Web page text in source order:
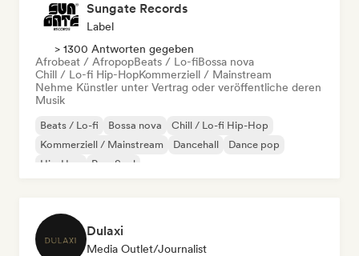
Sungate Records
Label
> 1300 Antworten gegeben
Afrobeat / AfropopBeats / Lo-fiBossa nova
Chill / Lo-fi Hip-HopKommerziell / Mainstream
Nehme Künstler unter Vertrag oder veröffentliche deren
Musik
Beats / Lo-fi Bossa nova
Chill / Lo-fi Hip-Hop
Kommerziell / Mainstream
Dancehall
Dance pop
Hip-Hop
Pop-Soul
Dulaxi
Media Outlet/Journalist